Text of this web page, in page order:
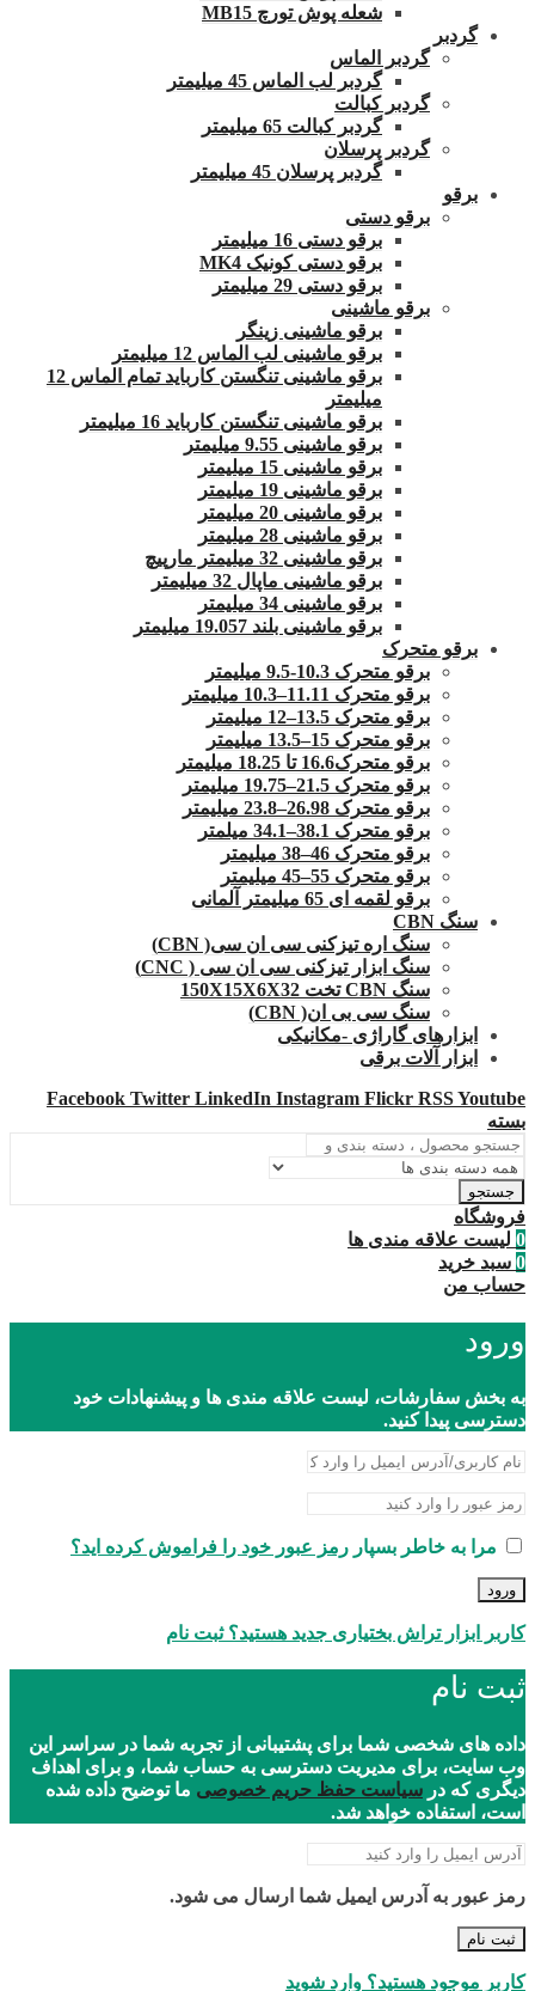
شعله پوش تورچ MB15
گردبر
گردبر الماس
گردبر لب الماس 45 میلیمتر
گردبر کبالت
گردبر کبالت 65 میلیمتر
گردبر پرسلان
گردبر پرسلان 45 میلیمتر
برقو
برقو دستی
برقو دستی 16 میلیمتر
برقو دستی کونیک MK4
برقو دستی 29 میلیمتر
برقو ماشینی
برقو ماشینی زینگر
برقو ماشینی لب الماس 12 میلیمتر
برقو ماشینی تنگستن کارباید تمام الماس 12
میلیمتر
برقو ماشینی تنگستن کارباید 16 میلیمتر
برقو ماشینی 9.55 میلیمتر
برقو ماشینی 15 میلیمتر
برقو ماشینی 19 میلیمتر
برقو ماشینی 20 میلیمتر
برقو ماشینی 28 میلیمتر
برقو ماشینی 32 میلیمتر مارپیچ
برقو ماشینی ماپال 32 میلیمتر
برقو ماشینی 34 میلیمتر
برقو ماشینی بلند 19.057 میلیمتر
برقو متحرک
برقو متحرک 10.3-9.5 میلیمتر
برقو متحرک 11.11–10.3 میلیمتر
برقو متحرک 13.5–12 میلیمتر
برقو متحرک 15–13.5 میلیمتر
برقو متحرک16.6 تا 18.25 میلیمتر
برقو متحرک 21.5–19.75 میلیمتر
برقو متحرک 26.98–23.8 میلیمتر
برقو متحرک 38.1–34.1 میلمتر
برقو متحرک 46–38 میلیمتر
برقو متحرک 55–45 میلیمتر
برقو لقمه ای 65 میلیمتر آلمانی
سنگ CBN
سنگ اره تیزکنی سی ان سی( CBN)
سنگ ابزار تیزکنی سی ان سی ( CNC)
سنگ CBN تخت 150X15X6X32
سنگ سی بی ان( CBN)
ابزارهای گاراژی -مکانیکی
ابزار آلات برقی
Facebook Twitter LinkedIn Instagram Flickr RSSYoutube
بسته
جستجو
فروشگاه
0 لیست علاقه مندی ها
0 سبد خرید
حساب من
ورود
به بخش سفارشات، لیست علاقه مندی ها و پیشنهادات خود
دسترسی پیدا کنید.
مرا به خاطر بسپار رمز عبور خود را فراموش کرده اید؟
ورود
کاربر ابزار تراش بختیاری جدید هستید؟ ثبت نام
ثبت نام
داده های شخصی شما برای پشتیبانی از تجربه شما در سراسر این
وب سایت، برای مدیریت دسترسی به حساب شما، و برای اهداف
دیگری که در سیاست حفظ حریم خصوصی ما توضیح داده شده
است، استفاده خواهد شد.
رمز عبور به آدرس ایمیل شما ارسال می شود.
ثبت نام
کاربر موجود هستید؟ وارد شوید